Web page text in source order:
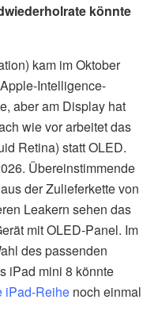
könnte
kam im Oktober
Intelligence-
aber am Display hat
wie vor arbeitet das
Retina) statt OLED.
Übereinstimmende
der Zulieferkette von
Leakern sehen das
mit OLED-Panel. Im
des passenden
iPad mini 8 könnte
iPad-Reihe noch einmal